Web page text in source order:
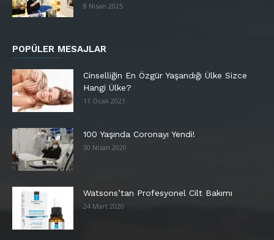
8 Nisan 2025
POPÜLER MESAJLAR
Cinselliğin En Özgür Yaşandığı Ülke Sizce
Hangi Ülke?
11 Ocak 2021
100 Yaşında Coronayı Yendi!
30 Nisan 2020
Watsons’tan Profesyonel Cilt Bakımı
24 Mart 2020